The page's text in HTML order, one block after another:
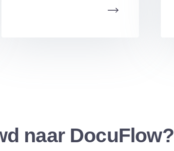
naar DocuFlow?